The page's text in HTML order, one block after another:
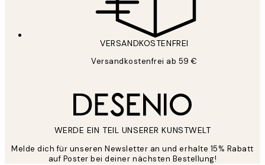
VERSANDKOSTENFREI
Versandkostenfrei ab 59 €
WERDE EIN TEIL UNSERER KUNSTWELT
Melde dich für unseren Newsletter an und erhalte 15% Rabatt
auf Poster bei deiner nächsten Bestellung!